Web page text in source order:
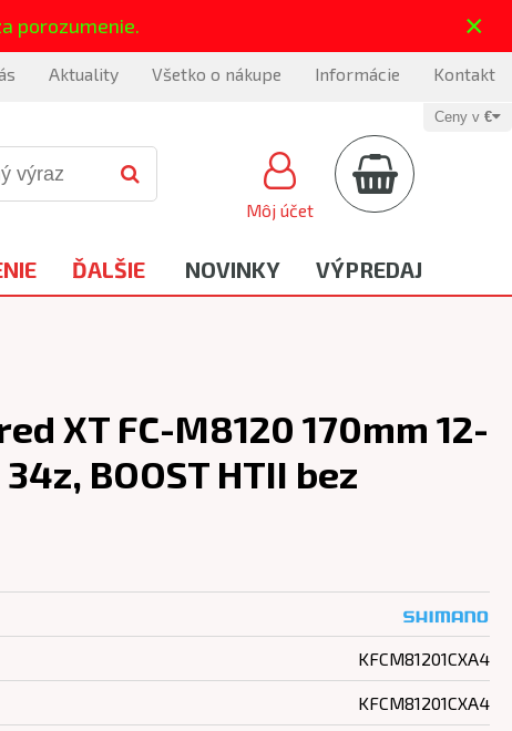
porozumenie. ×
Aktuality Všetko o nákupe Informácie Kontakt
Môj účet
Ceny v €
ĎALŠIE NOVINKY VÝPREDAJ
XT FC-M8120 170mm 12-
BOOST HTII bez
KFCM81201CXA4
KFCM81201CXA4